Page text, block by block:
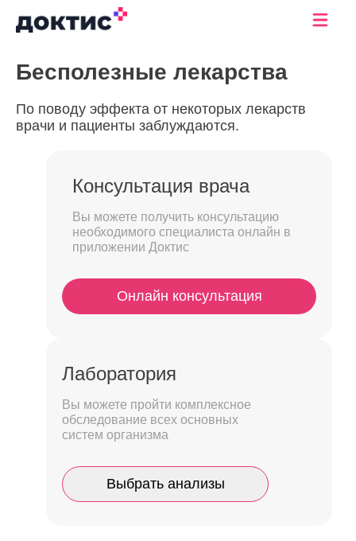
Бесполезные лекарства
По поводу эффекта от некоторых лекарств
врачи и пациенты заблуждаются.
Консультация врача
Вы можете получить консультацию
необходимого специалиста онлайн в
приложении Доктис
Онлайн консультация
Лаборатория
Вы можете пройти комплексное
обследование всех основных
систем организма
Выбрать анализы